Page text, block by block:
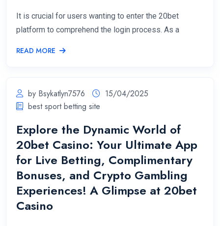
It is crucial for users wanting to enter the 20bet
platform to comprehend the login process. As a
READ MORE
by Bsykatlyn7576
15/04/2025
best sport betting site
Explore the Dynamic World of
20bet Casino: Your Ultimate App
for Live Betting, Complimentary
Bonuses, and Crypto Gambling
Experiences! A Glimpse at 20bet
Casino